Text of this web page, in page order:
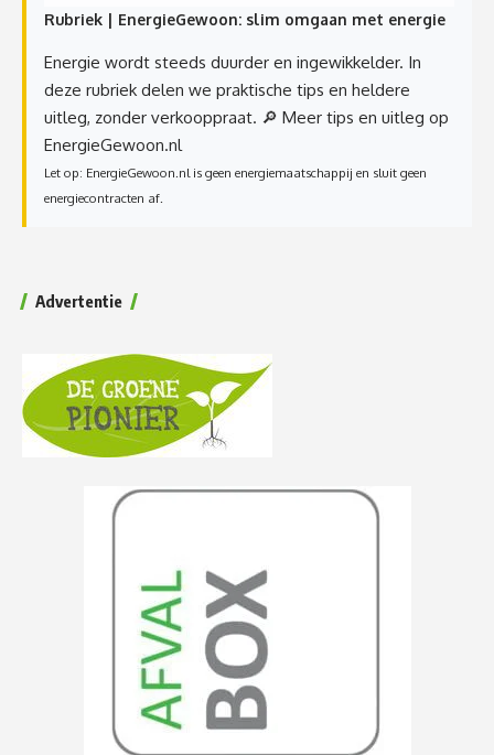
Rubriek | EnergieGewoon: slim omgaan met energie
Energie wordt steeds duurder en ingewikkelder. In
deze rubriek delen we praktische tips en heldere
uitleg, zonder verkooppraat. 🔎 Meer tips en uitleg op
EnergieGewoon.nl
Let op: EnergieGewoon.nl is geen energiemaatschappij en sluit geen
energiecontracten af.
Advertentie